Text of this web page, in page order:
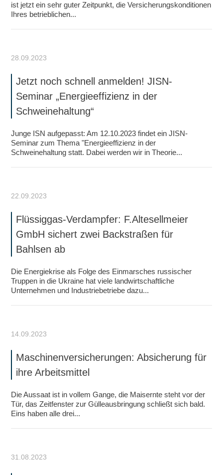
ist jetzt ein sehr guter Zeitpunkt, die Versicherungskonditionen
Ihres betrieblichen...
28.09.2023
Jetzt noch schnell anmelden! JISN-
Seminar „Energieeffizienz in der
Schweinehaltung“
Junge ISN aufgepasst: Am 12.10.2023 findet ein JISN-
Seminar zum Thema "Energieeffizienz in der
Schweinehaltung statt. Dabei werden wir in Theorie...
22.09.2023
Flüssiggas-Verdampfer: F.Altesellmeier
GmbH sichert zwei Backstraßen für
Bahlsen ab
Die Energiekrise als Folge des Einmarsches russischer
Truppen in die Ukraine hat viele landwirtschaftliche
Unternehmen und Industriebetriebe dazu...
14.09.2023
Maschinenversicherungen: Absicherung für
ihre Arbeitsmittel
Die Aussaat ist in vollem Gange, die Maisernte steht vor der
Tür, das Zeitfenster zur Gülleausbringung schließt sich bald.
Eins haben alle drei...
31.08.2023